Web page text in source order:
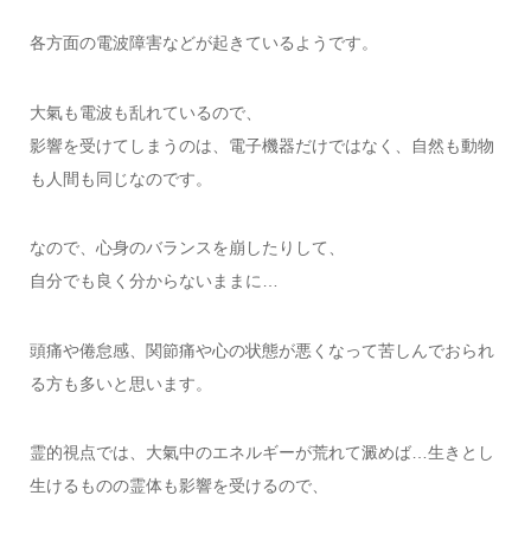
各方面の電波障害などが起きているようです。
大氣も電波も乱れているので、
影響を受けてしまうのは、電子機器だけではなく、自然も動物
も人間も同じなのです。
なので、心身のバランスを崩したりして、
自分でも良く分からないままに…
頭痛や倦怠感、関節痛や心の状態が悪くなって苦しんでおられ
る方も多いと思います。
霊的視点では、大氣中のエネルギーが荒れて澱めば…生きとし
生けるものの霊体も影響を受けるので、